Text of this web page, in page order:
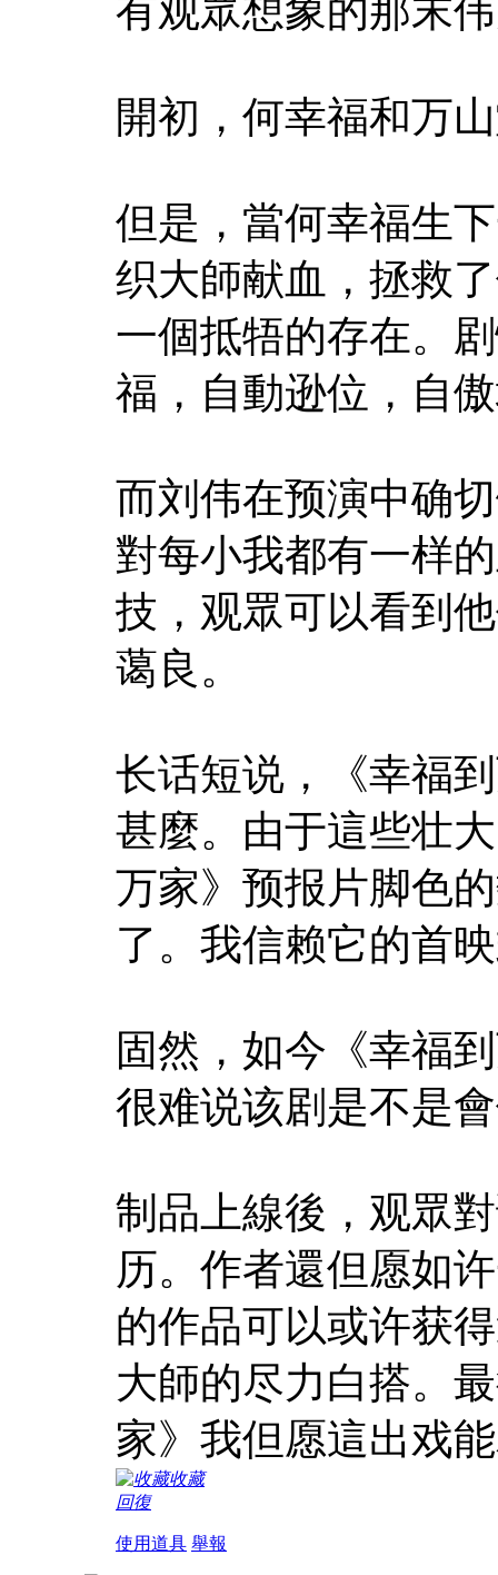
有观眾想象的那末
開初，何幸福和万
但是，當何幸福生
织大師献血，拯救
一個抵牾的存在。
福，自動逊位，自
而刘伟在预演中确
對每小我都有一样
技，观眾可以看到
蔼良。
长话短说，《幸福
甚麼。由于這些壮
万家》预报片脚色
了。我信赖它的首
固然，如今《幸福
很难说该剧是不是
制品上線後，观眾
历。作者還但愿如
的作品可以或许获
大師的尽力白搭。
家》我但愿這出戏
收藏
回復
使用道具 舉報